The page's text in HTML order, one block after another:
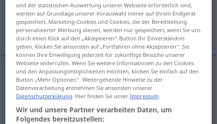
(Für mehr Details die Übersetzung anklicken/antippen)
pätevyys, toimivalta
pätevyys Kompetenz
toimivalta Kompetenz Zuständigkeit
und der statistischen Auswertung unserer Webseite erforderlich sind,
werden auf Grundlage unserer Vorauswahl immer auf Ihrem Endgerät
gespeichert. Marketing-Cookies und Cookies, die der Bereitstellung
personalisierter Werbung dienen, werden nur gespeichert, wenn Sie uns
durch einen Klick auf den „Akzeptieren“-Button Ihr Einverständnis
geben. Klicken Sie ansonsten auf „Fortfahren ohne Akzeptieren“. Sie
können Ihre Einwilligung jederzeit für zukünftige Besuche unserer
Webseite widerrufen. Wenn Sie weitere Informationen zu den Cookies
und den Anpassungsmöglichkeiten möchten, klicken Sie einfach auf den
Button „Mehr Optionen“. Weitergehende Hinweise zu der
Datenverarbeitung entnehmen Sie ansonsten unserer
Datenschutzerklärung. Hier finden Sie unserImpressum.
Wir und unsere Partner verarbeiten Daten, um
Folgendes bereitzustellen: